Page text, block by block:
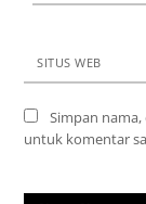
SITUS WEB
Simpan
untuk komentar